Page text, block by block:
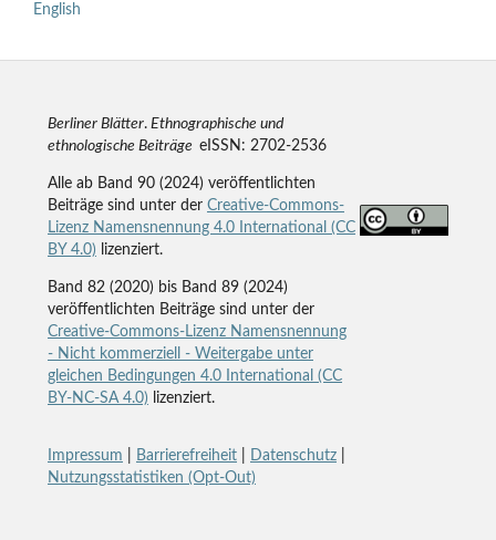
English
Berliner Blätter.Ethnographische und
ethnologische Beiträge eISSN: 2702-2536
Alle ab Band 90 (2024) veröffentlichten
Beiträge sind unter der Creative-Commons-
Lizenz Namensnennung 4.0 International (CC
BY 4.0) lizenziert.
Band 82 (2020) bis Band 89 (2024)
veröffentlichten Beiträge sind unter der
Creative-Commons-Lizenz Namensnennung
- Nicht kommerziell - Weitergabe unter
gleichen Bedingungen 4.0 International (CC
BY-NC-SA 4.0) lizenziert.
Impressum Barrierefreiheit| Datenschutz|
Nutzungsstatistiken (Opt-Out)